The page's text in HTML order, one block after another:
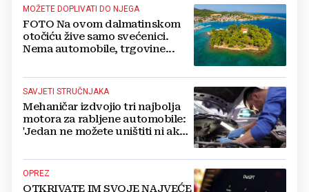
MOŽETE DOPLIVATI DO NJEGA
FOTO Na ovom dalmatinskom
otočiću žive samo svećenici.
Nema automobile, trgovine...
SAVJETI STRUČNJAKA
Mehaničar izdvojio tri najbolja
motora za rabljene automobile:
'Jedan ne možete uništiti ni ako
OPREZ
OTKRIVATE IM SVOJE NAJVEĆE